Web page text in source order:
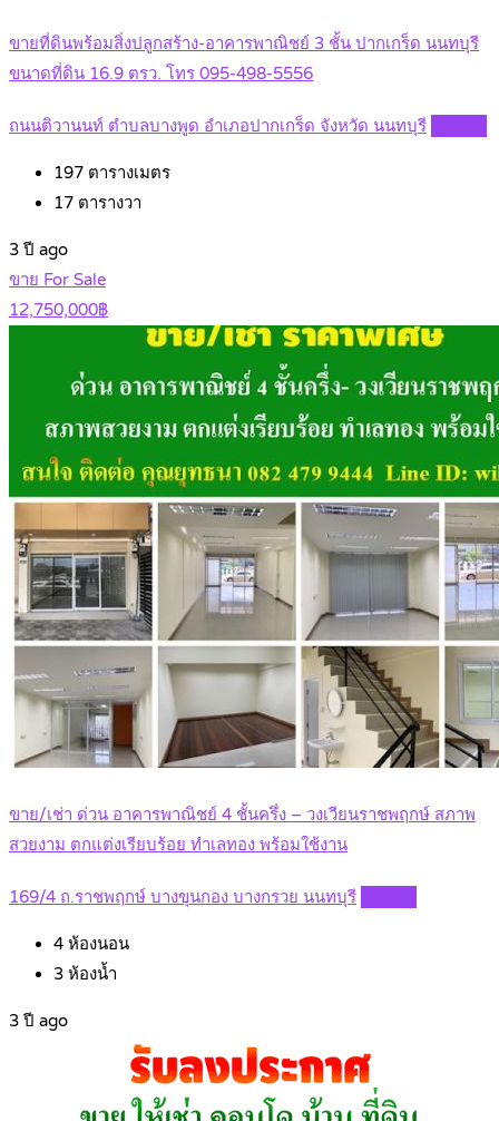
ขายที่ดินพร้อมสิ่งปลูกสร้าง-อาคารพาณิชย์ 3 ชั้น ปากเกร็ด นนทบุรี
ขนาดที่ดิน 16.9 ตรว. โทร 095-498-5556
ถนนติวานนท์ ตำบลบางพูด อำเภอปากเกร็ด จังหวัด นนทบุรี
197 ตารางเมตร
17 ตารางวา
3 ปี ago
ขาย For Sale
12,750,000฿
ขาย/เช่า ด่วน อาคารพาณิชย์ 4 ชั้นครึ่ง – วงเวียนราชพฤกษ์ สภาพ
สวยงาม ตกแต่งเรียบร้อย ทําเลทอง พร้อมใช้งาน
169/4 ถ.ราชพฤกษ์ บางขุนกอง บางกรวย นนทบุรี
4 ห้องนอน
3 ห้องน้ำ
3 ปี ago